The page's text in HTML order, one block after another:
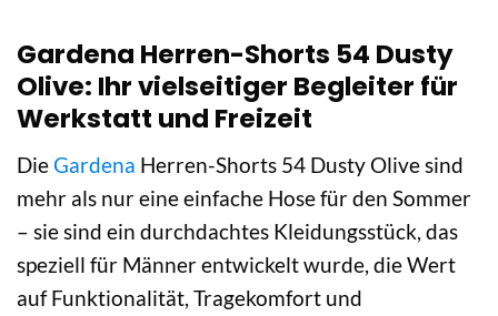
Gardena Herren-Shorts 54 Dusty
Olive: Ihr vielseitiger Begleiter für
Werkstatt und Freizeit
DieGardena Herren-Shorts 54 Dusty Olive sind
mehr als nur eine einfache Hose für den Sommer
– sie sind ein durchdachtes Kleidungsstück, das
speziell für Männer entwickelt wurde, die Wert
auf Funktionalität, Tragekomfort und